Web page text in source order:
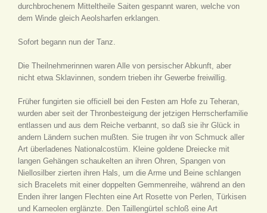
durchbrochenem Mitteltheile Saiten gespannt waren, welche von
dem Winde gleich Aeolsharfen erklangen.
Sofort begann nun der Tanz.
Die Theilnehmerinnen waren Alle von persischer Abkunft, aber
nicht etwa Sklavinnen, sondern trieben ihr Gewerbe freiwillig.
Früher fungirten sie officiell bei den Festen am Hofe zu Teheran,
wurden aber seit der Thronbesteigung der jetzigen Herrscherfamilie
entlassen und aus dem Reiche verbannt, so daß sie ihr Glück in
andern Ländern suchen mußten. Sie trugen ihr von Schmuck aller
Art überladenes Nationalcostüm. Kleine goldene Dreiecke mit
langen Gehängen schaukelten an ihren Ohren, Spangen von
Niellosilber zierten ihren Hals, um die Arme und Beine schlangen
sich Bracelets mit einer doppelten Gemmenreihe, während an den
Enden ihrer langen Flechten eine Art Rosette von Perlen, Türkisen
und Karneolen erglänzte. Den Taillengürtel schloß eine Art